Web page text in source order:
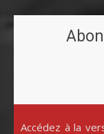
Accédez à la